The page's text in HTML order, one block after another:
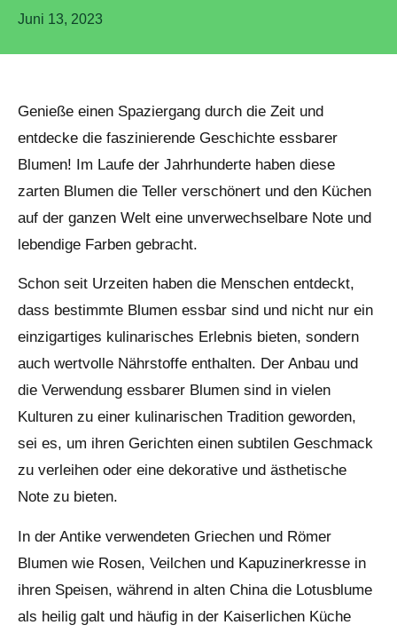
Juni 13, 2023
Genieße einen Spaziergang durch die Zeit und
entdecke die faszinierende Geschichte essbarer
Blumen! Im Laufe der Jahrhunderte haben diese
zarten Blumen die Teller verschönert und den Küchen
auf der ganzen Welt eine unverwechselbare Note und
lebendige Farben gebracht.
Schon seit Urzeiten haben die Menschen entdeckt,
dass bestimmte Blumen essbar sind und nicht nur ein
einzigartiges kulinarisches Erlebnis bieten, sondern
auch wertvolle Nährstoffe enthalten. Der Anbau und
die Verwendung essbarer Blumen sind in vielen
Kulturen zu einer kulinarischen Tradition geworden,
sei es, um ihren Gerichten einen subtilen Geschmack
zu verleihen oder eine dekorative und ästhetische
Note zu bieten.
In der Antike verwendeten Griechen und Römer
Blumen wie Rosen, Veilchen und Kapuzinerkresse in
ihren Speisen, während in alten China die Lotusblume
als heilig galt und häufig in der Kaiserlichen Küche